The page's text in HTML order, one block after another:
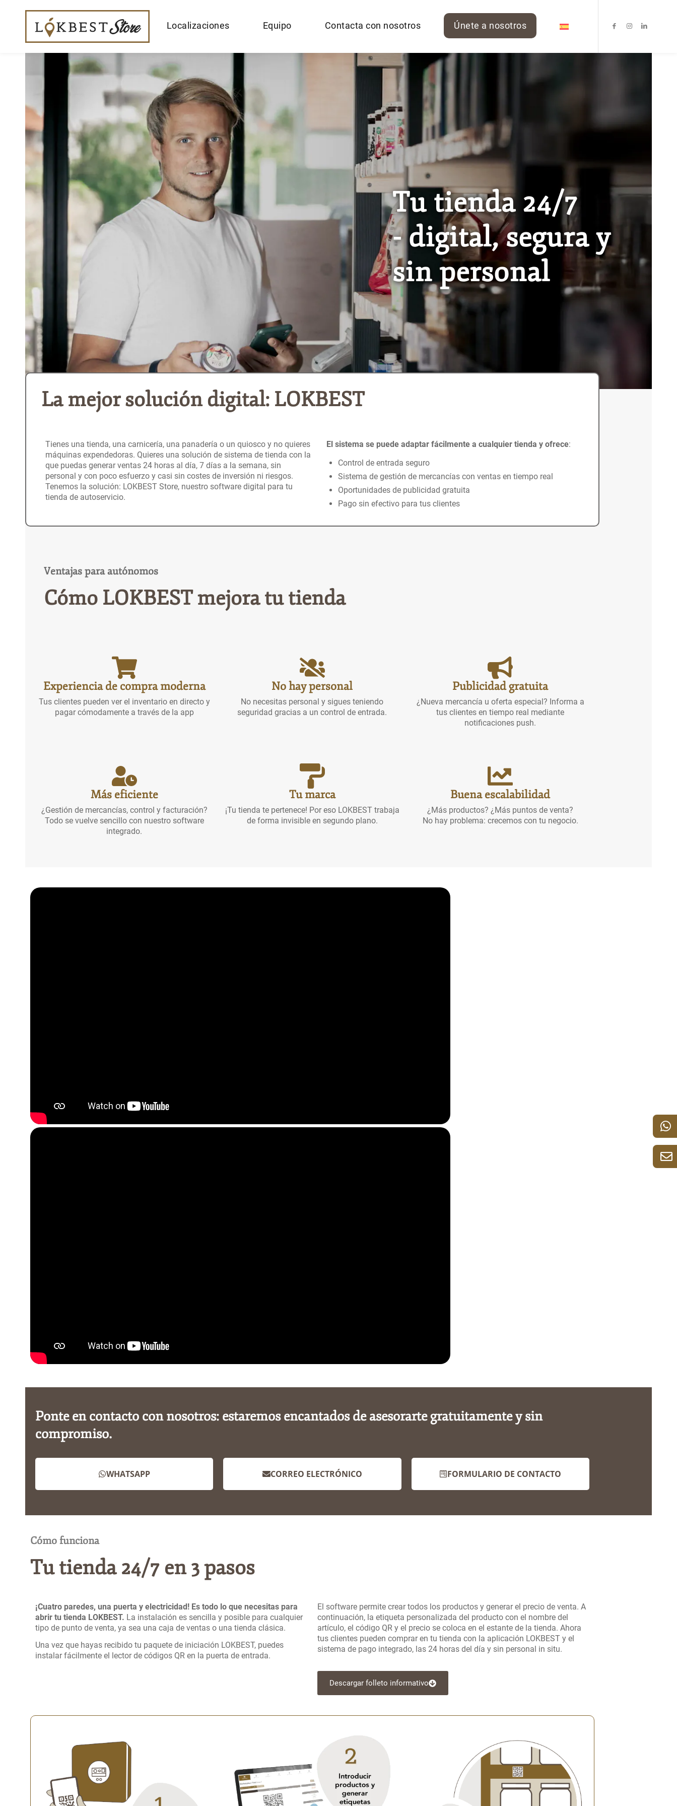
Localizaciones Equipo Contacta con nosotros Únete a nosotros
Tu tienda 24/7
- digital, segura y
sin personal
La mejor solución digital: LOKBEST
Tienes una tienda, una carnicería, una panadería o un quiosco y no quieres
máquinas expendedoras. Quieres una solución de sistema de tienda con la
que puedas generar ventas 24 horas al día, 7 días a la semana, sin
personal y con poco esfuerzo y casi sin costes de inversión ni riesgos.
Tenemos la solución: LOKBEST Store, nuestro software digital para tu
tienda de autoservicio.
El sistema se puede adaptar fácilmente a cualquier tienda y ofrece:
Control de entrada seguro
Sistema de gestión de mercancías con ventas en tiempo real
Oportunidades de publicidad gratuita
Pago sin efectivo para tus clientes
Ventajas para autónomos
Cómo LOKBEST mejora tu tienda
Experiencia de compra moderna
Tus clientes pueden ver el inventario en directo y
pagar cómodamente a través de la app
No hay personal
No necesitas personal y sigues teniendo
seguridad gracias a un control de entrada.
Publicidad gratuita
¿Nueva mercancía u oferta especial? Informa a
tus clientes en tiempo real mediante
notificaciones push.
Más eficiente
¿Gestión de mercancías, control y facturación?
Todo se vuelve sencillo con nuestro software
integrado.
Tu marca
¡Tu tienda te pertenece! Por eso LOKBEST trabaja
de forma invisible en segundo plano.
Buena escalabilidad
¿Más productos? ¿Más puntos de venta?
No hay problema: crecemos con tu negocio.
Ponte en contacto con nosotros: estaremos encantados de asesorarte gratuitamente y sin
compromiso.
WHATSAPP CORREO ELECTRÓNICO FORMULARIO DE CONTACTO
Cómo funciona
Tu tienda 24/7 en 3 pasos
¡Cuatro paredes, una puerta y electricidad! Es todo lo que necesitas para
abrir tu tienda LOKBEST. La instalación es sencilla y posible para cualquier
tipo de punto de venta, ya sea una caja de ventas o una tienda clásica.
Una vez que hayas recibido tu paquete de iniciación LOKBEST, puedes
instalar fácilmente el lector de códigos QR en la puerta de entrada.
El software permite crear todos los productos y generar el precio de venta. A
continuación, la etiqueta personalizada del producto con el nombre del
artículo, el código QR y el precio se coloca en el estante de la tienda. Ahora
tus clientes pueden comprar en tu tienda con la aplicación LOKBEST y el
sistema de pago integrado, las 24 horas del día y sin personal in situ.
Descargar folleto informativo